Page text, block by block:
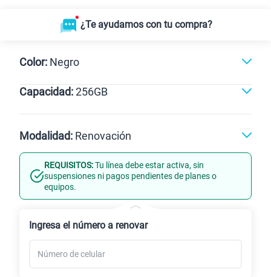
¿Te ayudamos con tu compra?
Color: Negro
Negro
Capacidad:256GB
256GB
Modalidad: Renovación
Línea Nueva Portabilidad
REQUISITOS:Tu línea debe estar activa, sin
suspensiones ni pagos pendientes de planes o
equipos.
Ingresa el número a renovar